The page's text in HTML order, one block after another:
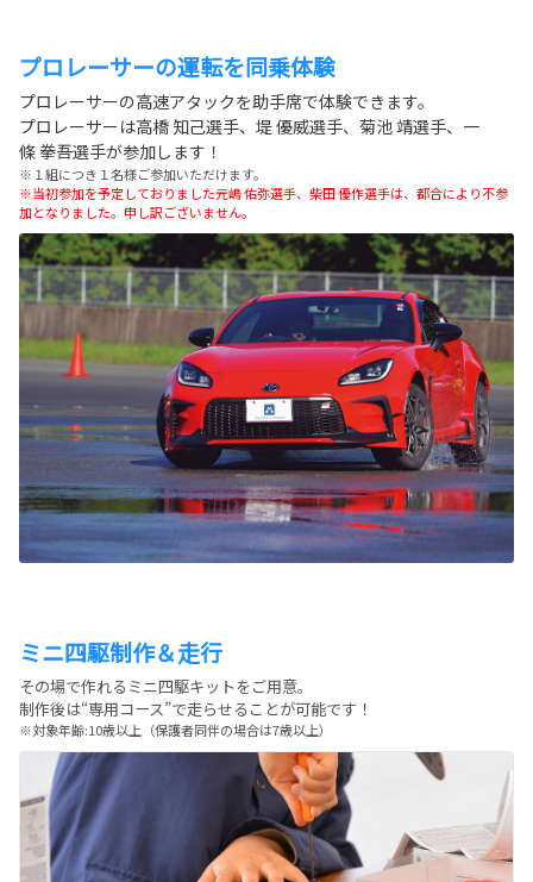
プロレーサーの運転を同乗体験
プロレーサーの高速アタックを助手席で体験できます。
プロレーサーは高橋 知己選手、堤 優威選手、菊池 靖選手、一
條 拳吾選手が参加します！
※１組につき１名様ご参加いただけます。
※当初参加を予定しておりました元嶋 佑弥選手、柴田 優作選手は、都合により不参
加となりました。申し訳ございません。
ミニ四駆制作＆走行
その場で作れるミニ四駆キットをご用意。
制作後は“専用コース”で走らせることが可能です！
※対象年齢:10歳以上 （保護者同伴の場合は7歳以上）